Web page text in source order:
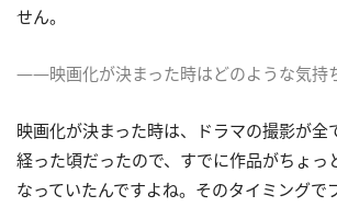
せん。
――映画化が決まった時はどのような気持
映画化が決まった時は、ドラマの撮影が全
経った頃だったので、すでに作品がちょっ
なっていたんですよね。そのタイミングで